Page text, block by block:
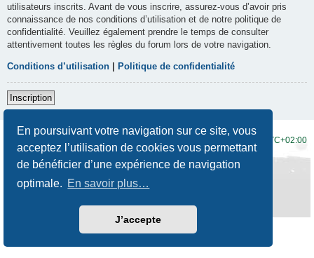
En poursuivant votre navigation sur ce site, vous
acceptez l’utilisation de cookies vous permettant
de bénéficier d’une expérience de navigation
optimale. En savoir plus…
J’accepte
utilisateurs inscrits. Avant de vous inscrire, assurez-vous d’avoir pris
connaissance de nos conditions d’utilisation et de notre politique de
confidentialité. Veuillez également prendre le temps de consulter
attentivement toutes les règles du forum lors de votre navigation.
Conditions d’utilisation Politique de confidentialité
Inscription
UTC+02:00
Développé par phpBB® Forum Software © phpBB Limited
Traduction française officielle
Prosilver New Edition
Confidentialité|Conditions